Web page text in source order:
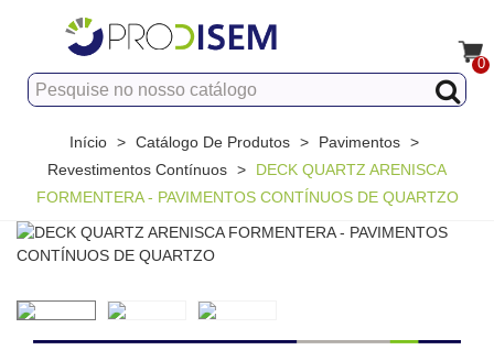
0
Início > Catálogo De Produtos > Pavimentos >
Revestimentos Contínuos >
DECK QUARTZ ARENISCA
FORMENTERA - PAVIMENTOS CONTÍNUOS DE QUARTZO